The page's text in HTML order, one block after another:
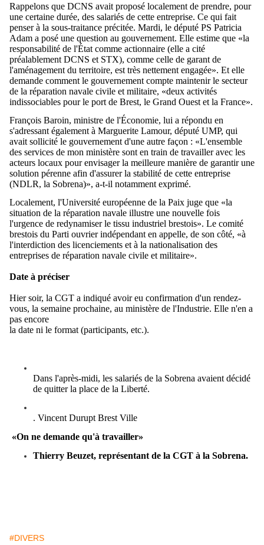
Rappelons que DCNS avait proposé localement de prendre, pour
une certaine durée, des salariés de cette entreprise. Ce qui fait
penser à la sous-traitance précitée. Mardi, le député PS Patricia
Adam a posé une question au gouvernement. Elle estime que «la
responsabilité de l'État comme actionnaire (elle a cité
préalablement DCNS et STX), comme celle de garant de
l'aménagement du territoire, est très nettement engagée». Et elle
demande comment le gouvernement compte maintenir le secteur
de la réparation navale civile et militaire, «deux activités
indissociables pour le port de Brest, le Grand Ouest et la France».
François Baroin, ministre de l'Économie, lui a répondu en
s'adressant également à Marguerite Lamour, député UMP, qui
avait sollicité le gouvernement d'une autre façon : «L'ensemble
des services de mon ministère sont en train de travailler avec les
acteurs locaux pour envisager la meilleure manière de garantir une
solution pérenne afin d'assurer la stabilité de cette entreprise
(NDLR, la Sobrena)», a-t-il notamment exprimé.
Localement, l'Université européenne de la Paix juge que «la
situation de la réparation navale illustre une nouvelle fois
l'urgence de redynamiser le tissu industriel brestois». Le comité
brestois du Parti ouvrier indépendant en appelle, de son côté, «à
l'interdiction des licenciements et à la nationalisation des
entreprises de réparation navale civile et militaire».
Date à préciser
Hier soir, la CGT a indiqué avoir eu confirmation d'un rendez-
vous, la semaine prochaine, au ministère de l'Industrie. Elle n'en a
pas encore
la date ni le format (participants, etc.).
Dans l'après-midi, les salariés de la Sobrena avaient décidé
de quitter la place de la Liberté.
. Vincent Durupt Brest Ville
«On ne demande qu'à travailler»
Thierry Beuzet, représentant de la CGT à la Sobrena.
#DIVERS